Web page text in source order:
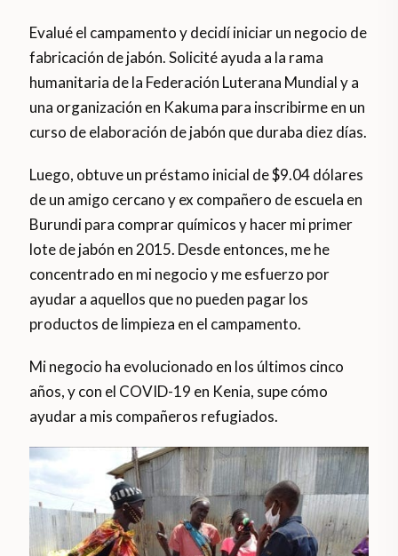
Evalué el campamento y decidí iniciar un negocio de
fabricación de jabón. Solicité ayuda a la rama
humanitaria de la Federación Luterana Mundial y a
una organización en Kakuma para inscribirme en un
curso de elaboración de jabón que duraba diez días.
Luego, obtuve un préstamo inicial de $9.04 dólares
de un amigo cercano y ex compañero de escuela en
Burundi para comprar químicos y hacer mi primer
lote de jabón en 2015. Desde entonces, me he
concentrado en mi negocio y me esfuerzo por
ayudar a aquellos que no pueden pagar los
productos de limpieza en el campamento.
Mi negocio ha evolucionado en los últimos cinco
años, y con el COVID-19 en Kenia, supe cómo
ayudar a mis compañeros refugiados.